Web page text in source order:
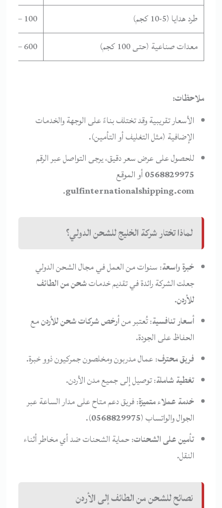
طرد هدايا (5-10 كجم)
100 – 200
معدات صناعية (حتى 100 كجم)
600 – 1000
ملاحظات:
الأسعار تقريبية وقد تختلف بناءً على الوجهة والخدمات
الإضافية (مثل التغليف أو التأمين).
للحصول على عرض سعر دقيق، يرجى التواصل عبر الرقم
0568829975أو الموقع
gulfinternationalshipping.com
.
لماذا تختار شركة الخليج للشحن الدولي؟
خبرة واسعة: سنوات من العمل في مجال الشحن الدولي
جعلت الشركة رائدة في تقديم خدماتشحن من الطائف
للأردن.
أسعار تنافسية: تُعتبر منأرخص شركات شحن للأردنمع
الحفاظ على الجودة.
فريق محترف: عمال مدربون ومخلصون جمركيون ذوو خبرة.
تغطية شاملة: توصيل إلى جميع مدن الأردن.
خدمة عملاء متميزة: فريق دعم متاح على مدار الساعة عبر
الجوال والواتساب (0568829975
).
تأمين على الشحنات: حماية الشحنات ضد أي مخاطر أثناء
النقل.
نصائح للشحن من الطائف إلى الأردن